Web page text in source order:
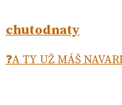
chutodnaty
❓A TY UŽ MÁŠ